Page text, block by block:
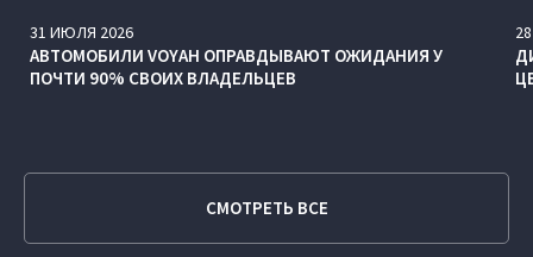
31 ИЮЛЯ 2026
АВТОМОБИЛИ VOYAH ОПРАВДЫВАЮТ ОЖИДАНИЯ У
ПОЧТИ 90% СВОИХ ВЛАДЕЛЬЦЕВ
28
СМОТРЕТЬ ВСЕ